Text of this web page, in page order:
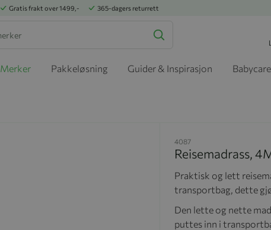
Gratis frakt over 1499,- 365-dagers returrett
Merker Pakkeløsning Guider & Inspirasjon
4087
Reisemadrass,
Praktisk og lett
transportbag, dette
Den lette og nette
puttes inn i